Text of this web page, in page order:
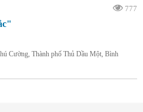
777
Cường, Thành phố Thủ Dầu Một, Bình